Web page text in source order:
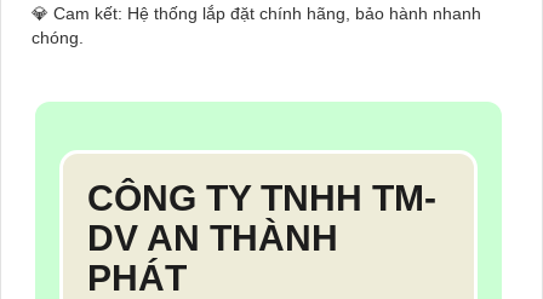
💎 Cam kết: Hệ thống lắp đặt chính hãng, bảo hành nhanh
chóng.
CÔNG TY TNHH TM-
DV AN THÀNH
PHÁT